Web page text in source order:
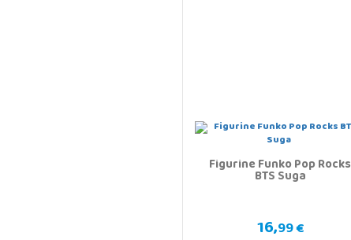
Figurine Funko Pop Rocks
BTS Suga
16,99 €